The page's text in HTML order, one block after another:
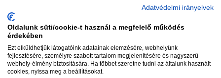
Szerkesztőség:szerk@vadhajtasok.hu
Modi:moderator@vadhajtasok.hu
Adatvédelmi irányelvek
Oldalunk süti/cookie-t használ a megfelelő működés
érdekében
Ezt elküldhetjük látogatóink adatainak elemzésére, webhelyünk
fejlesztésére, személyre szabott tartalom megjelenítésére és nagyszerű
webhely-élmény biztosítására. Ha többet szeretne tudni az általunk használt
cookies, nyissa meg a beállításokat.